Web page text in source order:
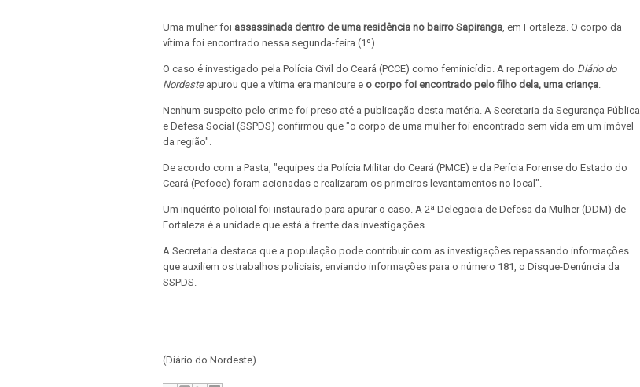
Uma mulher foi assassinada dentro de uma residência no bairro Sapiranga , em Fortaleza. O corpo da
vítima foi encontrado nessa segunda-feira (1º).
O caso é investigado pela Polícia Civil do Ceará (PCCE) como feminicídio. A reportagem do Diário do
Nordesteapurou que a vítima era manicure e o corpo foi encontrado pelo filho dela, uma criança
Nenhum suspeito pelo crime foi preso até a publicação desta matéria. A Secretaria da Segurança Pública
e Defesa Social (SSPDS) confirmou que "o corpo de uma mulher foi encontrado sem vida em um imóvel
da região".
De acordo com a Pasta, "equipes da Polícia Militar do Ceará (PMCE) e da Perícia Forense do Estado do
Ceará (Pefoce) foram acionadas e realizaram os primeiros levantamentos no local".
Um inquérito policial foi instaurado para apurar o caso. A 2ª Delegacia de Defesa da Mulher (DDM) de
Fortaleza é a unidade que está à frente das investigações.
A Secretaria destaca que a população pode contribuir com as investigações repassando informações
que auxiliem os trabalhos policiais, enviando informações para o número 181, o Disque-Denúncia da
SSPDS.
(Diário do Nordeste)